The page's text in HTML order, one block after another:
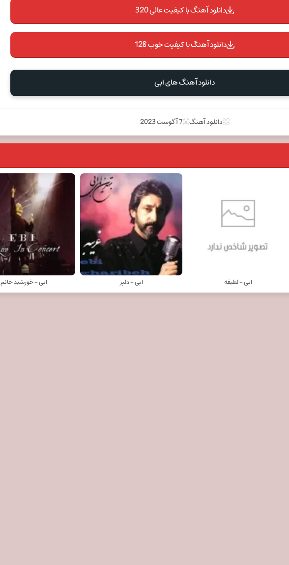
دانلود آهنگ با کیفیت عالی 320
دانلود آهنگ با کیفیت خوب 128
دانلود آهنگ های ابی
دانلود آهنگ 7 آگوست 2023
ابی - لطیفه ابی - دلبر ابی - خورشید خانم